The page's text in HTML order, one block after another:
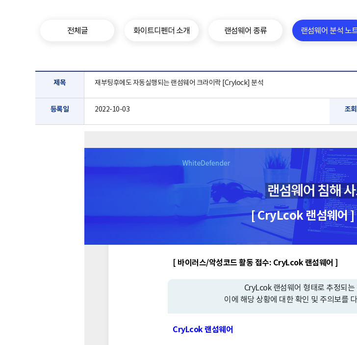
전체글 화이트디펜더 소개 랜섬웨어 종류 랜섬웨어 분석 노
제목 재부팅후에도 자동실행되는 랜섬웨어 크라이락 [Crylock] 분석
등록일 2022-10-03 조
[ CryLcok 랜섬웨어 ]
[ 바이러스/악성코드 활동 접수: CryLcok 랜섬웨어 ]
CryLcok 랜섬웨어 형태로 추정되는
이에 해당 상황에 대한 확인 및 주의보를
CryLcok 랜섬웨어